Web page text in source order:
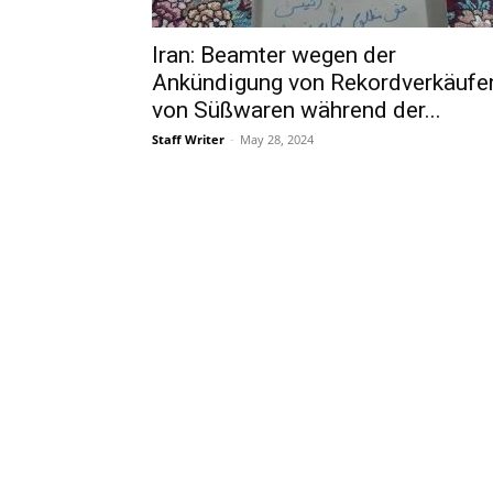
Iran: Beamter wegen der
Ankündigung von
von Süßwaren während der...
Staff Writer - May 28, 2024